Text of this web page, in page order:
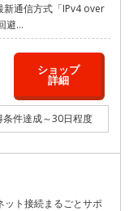
新通信方式「IPv4 over
避...
ショップ
詳細
条件達成～30日程度
ット接続まるごとサポ